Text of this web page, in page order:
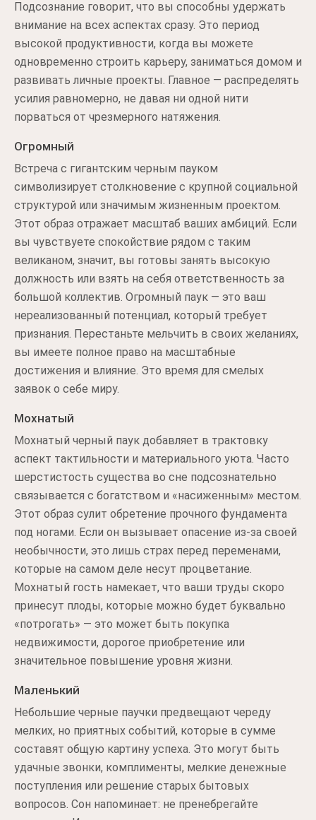
Подсознание говорит, что вы способны удержать
внимание на всех аспектах сразу. Это период
высокой продуктивности, когда вы можете
одновременно строить карьеру, заниматься домом и
развивать личные проекты. Главное — распределять
усилия равномерно, не давая ни одной нити
порваться от чрезмерного натяжения.
Огромный
Встреча с гигантским черным пауком
символизирует столкновение с крупной социальной
структурой или значимым жизненным проектом.
Этот образ отражает масштаб ваших амбиций. Если
вы чувствуете спокойствие рядом с таким
великаном, значит, вы готовы занять высокую
должность или взять на себя ответственность за
большой коллектив. Огромный паук — это ваш
нереализованный потенциал, который требует
признания. Перестаньте мельчить в своих желаниях,
вы имеете полное право на масштабные
достижения и влияние. Это время для смелых
заявок о себе миру.
Мохнатый
Мохнатый черный паук добавляет в трактовку
аспект тактильности и материального уюта. Часто
шерстистость существа во сне подсознательно
связывается с богатством и «насиженным» местом.
Этот образ сулит обретение прочного фундамента
под ногами. Если он вызывает опасение из-за своей
необычности, это лишь страх перед переменами,
которые на самом деле несут процветание.
Мохнатый гость намекает, что ваши труды скоро
принесут плоды, которые можно будет буквально
«потрогать» — это может быть покупка
недвижимости, дорогое приобретение или
значительное повышение уровня жизни.
Маленький
Небольшие черные паучки предвещают череду
мелких, но приятных событий, которые в сумме
составят общую картину успеха. Это могут быть
удачные звонки, комплименты, мелкие денежные
поступления или решение старых бытовых
вопросов. Сон напоминает: не пренебрегайте